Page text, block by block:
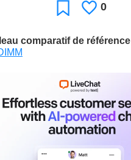
Favori J'aime
0
comparatif de référence